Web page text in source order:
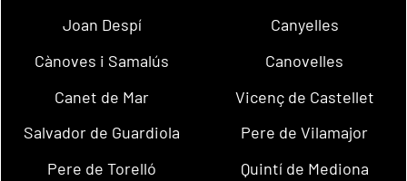
Joan Despí
Canyelles
Cànoves i Samalús
Canovelles
Canet de Mar
Vicenç de Castellet
Salvador de Guardiola
Pere de Vilamajor
Pere de Torelló
Quintí de Mediona